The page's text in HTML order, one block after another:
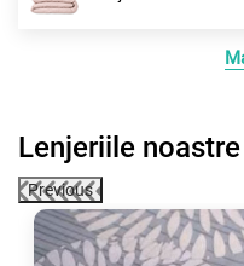
Lenjeriile
Previous